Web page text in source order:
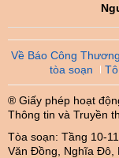
Về Báo Công Thương
tòa soạn
® Giấy phép hoạt
Thông tin và Truyền
Tòa soạn: Tầng 10-
Văn Đồng, Nghĩa Đô,